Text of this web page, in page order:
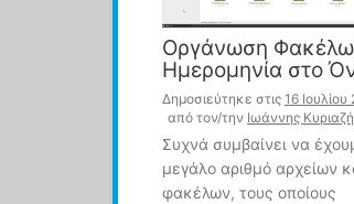
Οργάνωση
Ημερομηνία στο
Δημοσιεύτηκε στις 16 Ιουλίου
από τον/την Ιωάννης
Συχνά συμβαίνει να
μεγάλο αριθμό αρχείων
φακέλων, τους οποίους